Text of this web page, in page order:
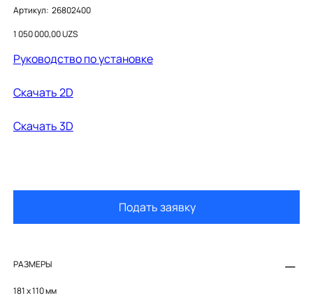
Артикул: Артикул:
26802400
26802400
Цена
1 050 000,00 UZS
Руководство по установке
Cкачать 2D
Cкачать 3D
Подать заявку
РАЗМЕРЫ
181 х 110 мм